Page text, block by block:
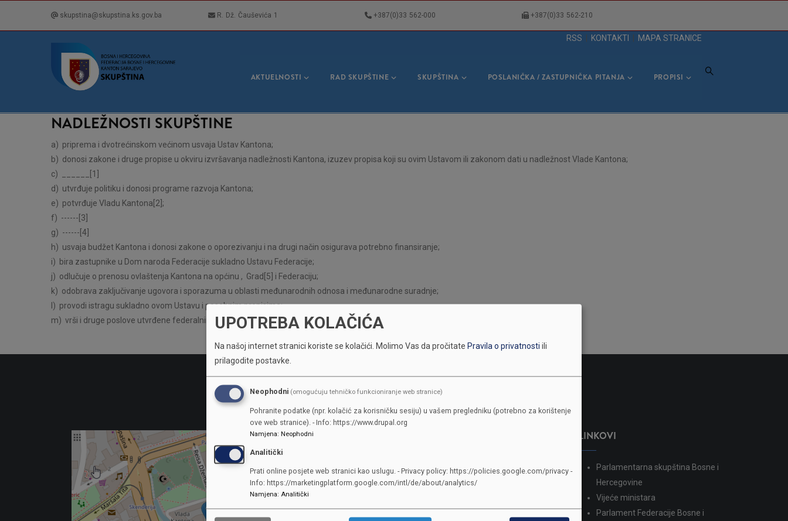
skupstina@skupstina.ks.gov.ba R. Dž. Čauševića 1 +387(0)33 562-000 +387(0)33 562-210
RSS KONTAKTI MAPA STRANICE
NAVIGACIJA
AKTUELNOSTI RAD SKUPŠTINE SKUPŠTINA POSLANIČKA / ZASTUPNIČKA PITANJA PROPISI
NADLEŽNOSTI SKUPŠTINE
a) priprema i dvotrećinskom većinom usvaja Ustav Kantona;
b) donosi zakone i druge propise u okviru izvršavanja nadležnosti Kantona, izuzev propisa koji su ovim Ustavom ili zakonom dati u nadležnost Vlade Kantona;
c) ______[1]
d) utvrđuje politiku i donosi programe razvoja Kantona;
e) potvrđuje Vladu Kantona[2];
f) ------[3]
g) ------[4]
h) usvaja budžet Kantona i donosi zakone o oporezivanju i na drugi način osigurava potrebno finansiranje;
i) bira zastupnike u Dom naroda Federacije sukladno Ustavu Federacije;
j) odlučuje o prenosu ovlaštenja Kantona na općinu , Grad[5] i Federaciju;
k) odobrava zaključivanje ugovora i sporazuma u oblasti međunarodnih odnosa i međunarodne suradnje;
l) provodi istragu sukladno ovom Ustavu i posebnim propisima;
m) vrši i druge poslove utvrđene federalnim propisima, ovim Ustavom i kantonalnim propisima.
SKUPŠTINA
Adresa: Sarajevo, Reisa Džemaludina
LINKOVI
Parlamentarna skupština Bosne i
Hercegovine
Vijeće ministara
Parlament Federacije Bosne i
UPOTREBA KOLAČIĆA
Na našoj internet stranici koriste se kolačići. Molimo Vas da pročitate Pravila o privatnosti ili
prilagodite postavke.
Neophodni (omogućuju tehničko funkcioniranje web stranice)
Pohranite podatke (npr. kolačić za korisničku sesiju) u vašem pregledniku (potrebno za korištenje
ove web stranice). - Info: https://www.drupal.org
Namjena: Neophodni
Analitički
Prati online posjete web stranici kao uslugu. - Privacy policy: https://policies.google.com/privacy -
Info: https://marketingplatform.google.com/intl/de/about/analytics/
Namjena: Analitički